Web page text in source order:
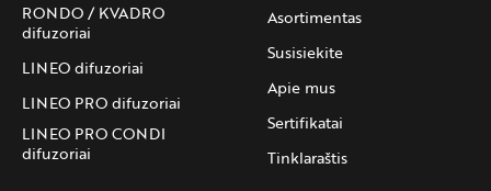
RONDO / KVADRO
difuzoriai
LINEO difuzoriai
LINEO PRO difuzoriai
LINEO PRO CONDI
difuzoriai
Asortimentas
Susisiekite
Apie mus
Sertifikatai
Tinklaraštis